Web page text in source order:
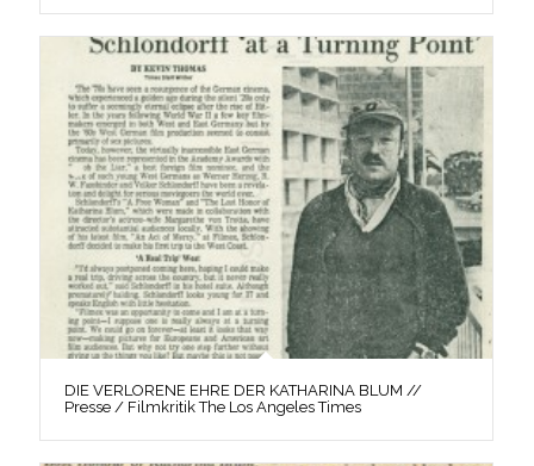
DIE VERLORENE EHRE DER KATHARINA BLUM //
Presse / Filmkritik The Los Angeles Times